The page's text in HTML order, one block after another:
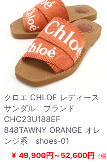
クロエ CHLOE レディース
サンダル ブランド
CHC23U188EF
848TAWNY ORANGE オレ
ンジ系 shoes-01
¥ 49,900円～52,600円 （税